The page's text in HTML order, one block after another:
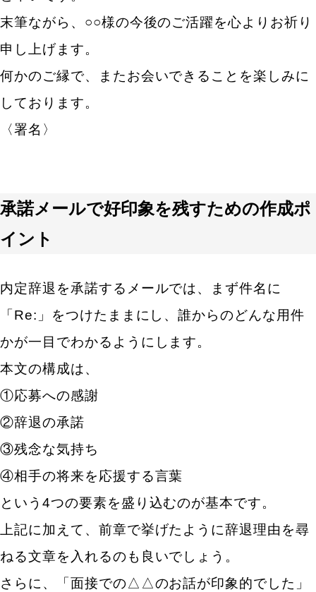
末筆ながら、○○様の今後のご活躍を心よりお祈り
申し上げます。
何かのご縁で、またお会いできることを楽しみに
しております。
〈署名〉
承諾メールで好印象を残すための作成ポ
イント
内定辞退を承諾するメールでは、まず件名に
「Re:」をつけたままにし、誰からのどんな用件
かが一目でわかるようにします。
本文の構成は、
①応募への感謝
②辞退の承諾
③残念な気持ち
④相手の将来を応援する言葉
という4つの要素を盛り込むのが基本です。
上記に加えて、前章で挙げたように辞退理由を尋
ねる文章を入れるのも良いでしょう。
さらに、「面接での△△のお話が印象的でした」